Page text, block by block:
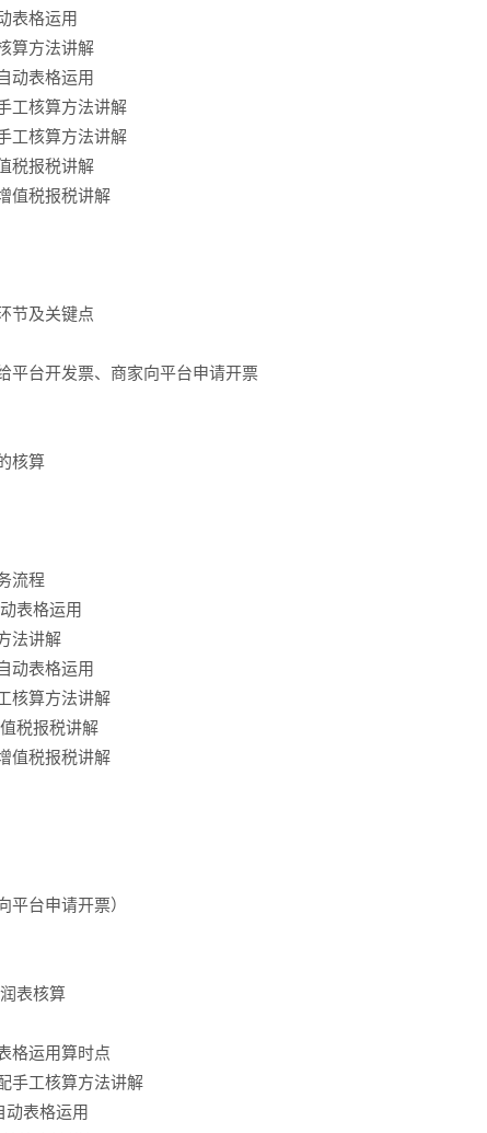
表格运用
算方法讲解
动表格运用
工核算方法讲解
工核算方法讲解
税报税讲解
值税报税讲解
节及关键点
平台开发票、商家向平台申请开票
核算
流程
表格运用
法讲解
动表格运用
核算方法讲解
税报税讲解
值税报税讲解
平台申请开票）
表核算
格运用算时点
手工核算方法讲解
动表格运用